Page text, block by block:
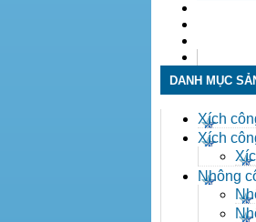
DANH MỤC
Xích
Toàn
Xích
Nhông